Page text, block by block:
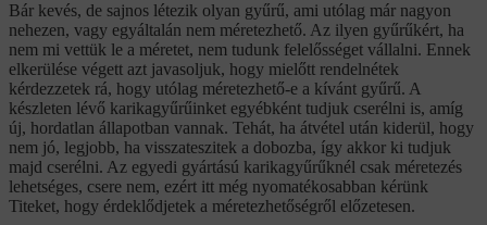
Bár kevés, de sajnos létezik olyan gyűrű, ami utólag már nagyon
nehezen, vagy egyáltalán nem méretezhető. Az ilyen gyűrűkért, ha
nem mi vettük le a méretet, nem tudunk felelősséget vállalni. Ennek
elkerülése végett azt javasoljuk, hogy mielőtt rendelnétek
kérdezzetek rá, hogy utólag méretezhető-e a kívánt gyűrű. A
készleten lévő karikagyűrűinket egyébként tudjuk cserélni is, amíg
új, hordatlan állapotban vannak. Tehát, ha átvétel után kiderül, hogy
nem jó, legjobb, ha visszateszitek a dobozba, így akkor ki tudjuk
majd cserélni. Az egyedi gyártású karikagyűrűknél csak méretezés
lehetséges, csere nem, ezért itt még nyomatékosabban kérünk
Titeket, hogy érdeklődjetek a méretezhetőségről előzetesen.